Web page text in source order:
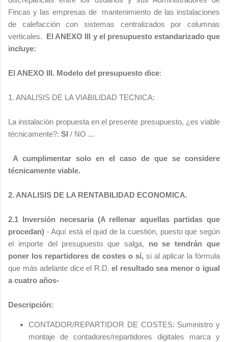
Fincas y las empresas de mantenimiento de las instalaciones
de calefacción con sistemas centralizados por columnas
verticales. El ANEXO III y el presupuesto estandarizado que
incluye:
El ANEXO III. Modelo del presupuesto dice:
1. ANALISIS DE LA VIABILIDAD TECNICA:
La instalación propuesta en el presente presupuesto, ¿es viable
técnicamente?: SI / NO ...
A cumplimentar solo en el caso de que se considere
técnicamente viable.
2. ANALISIS DE LA RENTABILIDAD ECONOMICA.
2.1 Inversión necesaria (A rellenar aquellas partidas que
procedan) - Aquí está el quid de la cuestión, puesto que según
el importe del presupuesto que salga, no se tendrán que
poner los repartidores de costes o sí, si al aplicar la fórmula
que más adelante dice el R.D. el resultado sea menor o igual
a cuatro años-
Descripción:
CONTADOR/REPARTIDOR DE COSTES: Suministro y
montaje de contadores/repartidores digitales marca y